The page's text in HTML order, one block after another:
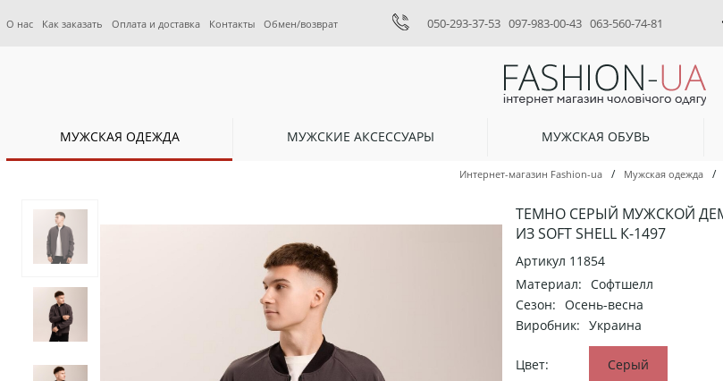
О нас Как заказать Оплата и доставка Контакты Обмен/возврат 050-293-37-53 097-983-00-43 063-560-74-81
МУЖСКАЯ ОДЕЖДА МУЖСКИЕ АКСЕССУАРЫ МУЖСКАЯ ОБУВЬ
Интернет-магазин Fashion-ua / Мужская одежда /
ТЕМНО СЕРЫЙ МУЖСКОЙ
ИЗ SOFT SHELL К-1497
Артикул 11854
Материал: Софтшелл
Сезон: Осень-весна
Виробник: Украина
Цвет: Серый